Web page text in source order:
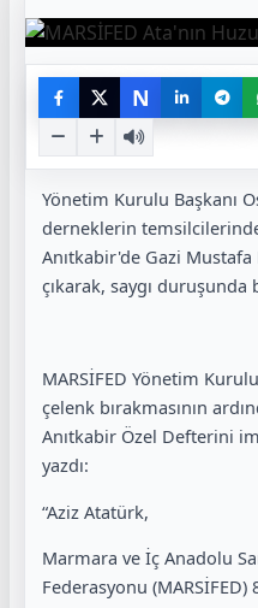
N
Yönetim Kurulu Başkanı
derneklerin
Anıtkabir'de Gazi
çıkarak, saygı duruşunda
MARSİFED Yönetim
çelenk bırakmasının
Anıtkabir Özel Defterini
yazdı:
“Aziz Atatürk,
Marmara ve İç Anadolu
Federasyonu